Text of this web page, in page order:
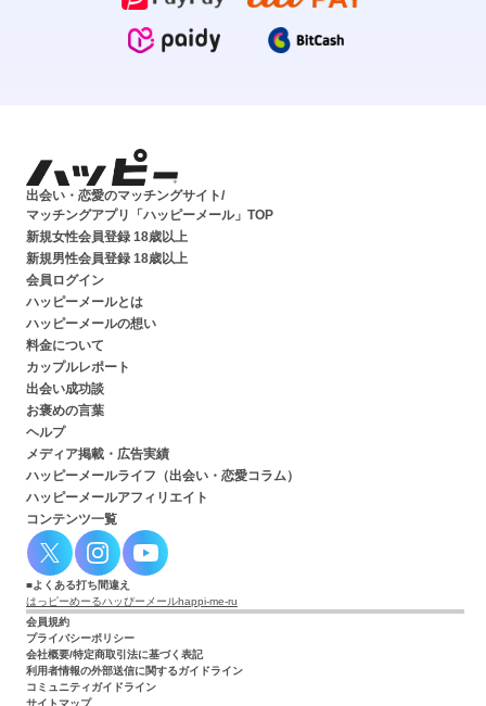
出会い・恋愛のマッチングサイト/
マッチングアプリ「ハッピーメール」TOP
新規女性会員登録 18歳以上
新規男性会員登録 18歳以上
会員ログイン
ハッピーメールとは
ハッピーメールの想い
料金について
カップルレポート
出会い成功談
お褒めの言葉
ヘルプ
メディア掲載・広告実績
ハッピーメールライフ（出会い・恋愛コラム）
ハッピーメールアフィリエイト
コンテンツ一覧
よくある打ち間違え
はっピーめーるハッぴーメールhappi-me-ru
会員規約
プライバシーポリシー
会社概要/特定商取引法に基づく表記
利用者情報の外部送信に関するガイドライン
コミュニティガイドライン
サイトマップ